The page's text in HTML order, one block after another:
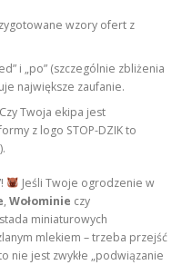
wzory ofert z
i „po” (szczególnie zbliżenia
największe zaufanie.
Czy Twoja ekipa jest
z logo STOP-DZIK to
Jeśli Twoje ogrodzenie w
, Wołominie czy
miniaturowych
mlekiem – trzeba przejść
nie jest zwykłe „podwiązanie